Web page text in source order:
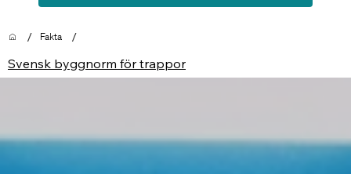
/ Fakta
/
Svensk byggnorm för trappor